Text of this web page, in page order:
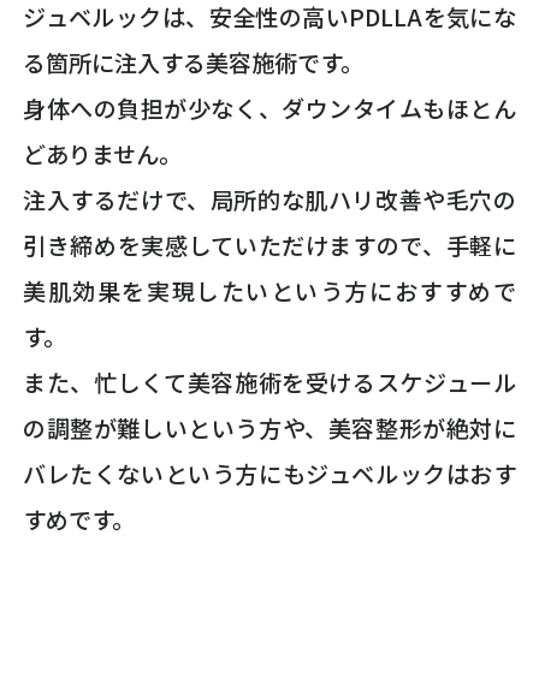
ジュベルックは、安全性の高いPDLLAを気にな
る箇所に注入する美容施術です。
身体への負担が少なく、ダウンタイムもほとん
どありません。
注入するだけで、局所的な肌ハリ改善や毛穴の
引き締めを実感していただけますので、手軽に
美肌効果を実現したいという方におすすめで
す。
また、忙しくて美容施術を受けるスケジュール
の調整が難しいという方や、美容整形が絶対に
バレたくないという方にもジュベルックはおす
すめです。